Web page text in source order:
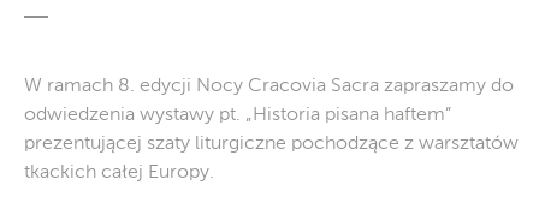
W ramach 8. edycji Nocy Cracovia Sacra zapraszamy do
odwiedzenia wystawy pt. „Historia pisana haftem”
prezentującej szaty liturgiczne pochodzące z warsztatów
tkackich całej Europy.